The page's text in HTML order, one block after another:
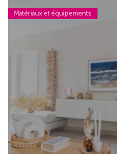
Matériaux et équipements